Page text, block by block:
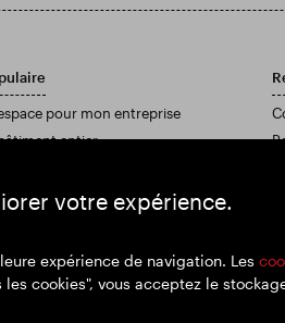
votre expérience.
expérience de navigation. Les
cookies", vous acceptez le
pour mon entreprise
entier